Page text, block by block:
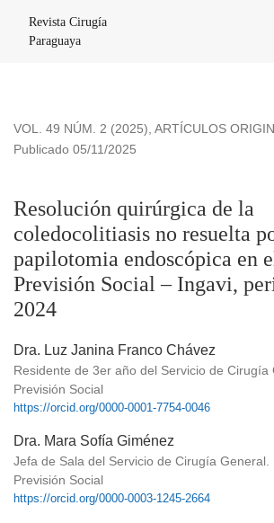
Revista Cirugía
Paraguaya
VOL. 49 NÚM. 2 (2025), ARTÍCULOS
Resolución quirúrgica de la
coledocolitiasis no resuelta
papilotomia endoscópica en
Previsión Social – Ingavi,
2024
Publicado 05/11/2025
Dra. Luz Janina Franco Chávez
Residente de 3er año del Servicio de Cirugía
Previsión Social
https://orcid.org/0000-0001-7754-0046
Dra. Mara Sofía Giménez
Jefa de Sala del Servicio de Cirugía General.
Previsión Social
https://orcid.org/0000-0003-1245-2664